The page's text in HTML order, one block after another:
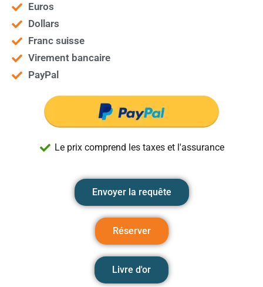
Euros
Dollars
Franc suisse
Virement bancaire
PayPal
Le prix comprend les taxes et l'assurance
Envoyer la requête
Réserver
Livre d'or